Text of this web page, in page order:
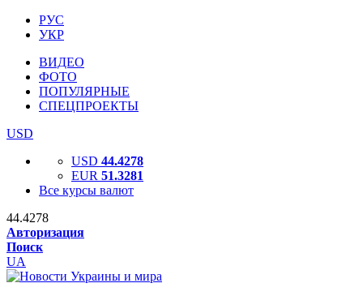
РУС
УКР
ВИДЕО
ФОТО
ПОПУЛЯРНЫЕ
СПЕЦПРОЕКТЫ
USD
USD 44.4278
EUR 51.3281
Все курсы валют
44.4278
Авторизация
Поиск
UA